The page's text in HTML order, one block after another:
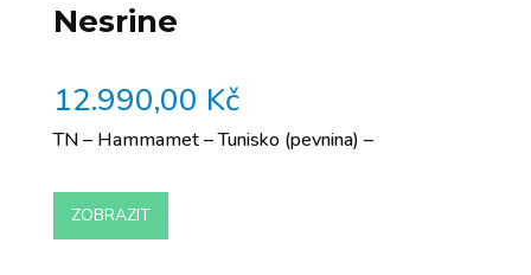
Nesrine
12.990,00 Kč
TN – Hammamet – Tunisko (pevnina) –
ZOBRAZIT